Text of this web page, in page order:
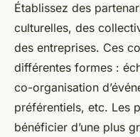
Établissez des
culturelles, des
des entreprises. Ces
différentes formes :
co-organisation
préférentiels, etc. Les
bénéficier d’une plus